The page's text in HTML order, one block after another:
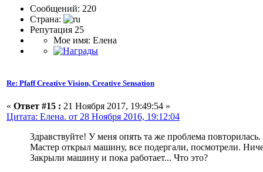
Сообщений: 220
Страна:
Репутация 25
Мое имя: Елена
Re: Pfaff Creative Vision, Creative Sensation
« Ответ #15 : 21 Ноября 2017, 19:49:54 »
Цитата: Елена. от 28 Ноября 2016, 19:12:04
Здравствуйте! У меня опять та же проблема повторилась.
Мастер открыл машину, все подергали, посмотрели.
Закрыли машину и пока работает... Что это?